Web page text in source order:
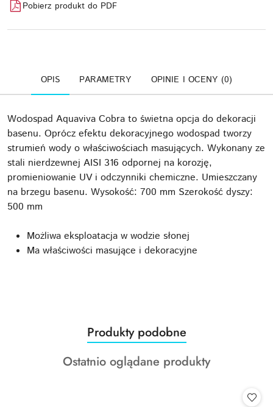
Pobierz produkt do PDF
OPIS PARAMETRY OPINIE I OCENY (0)
Wodospad Aquaviva Cobra to świetna opcja do dekoracji
basenu. Oprócz efektu dekoracyjnego wodospad tworzy
strumień wody o właściwościach masujących. Wykonany ze
stali nierdzewnej AISI 316 odpornej na korozję,
promieniowanie UV i odczynniki chemiczne. Umieszczany
na brzegu basenu. Wysokość: 700 mm Szerokość dyszy:
500 mm
Możliwa eksploatacja w wodzie słonej
Ma właściwości masujące i dekoracyjne
Pomiń karuzelę produktów
Produkty
o
statusie:
Produkty podobne
Produkty
Ostatnio oglądane produkty